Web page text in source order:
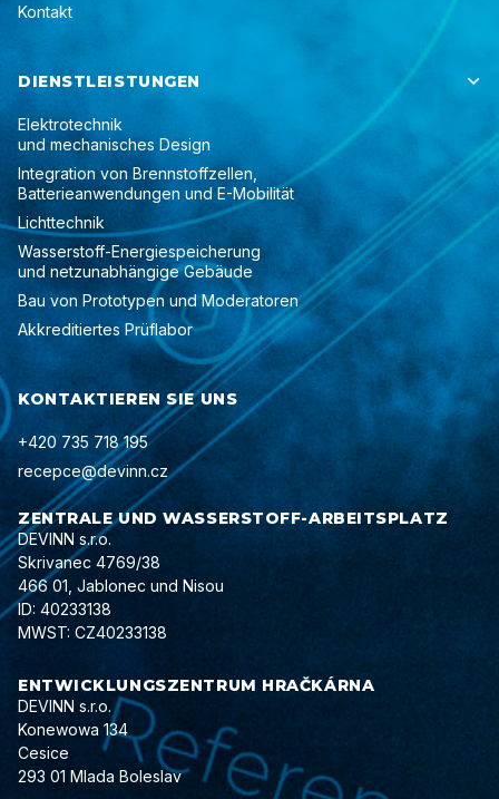
Kontakt
DIENSTLEISTUNGEN 
Elektrotechnik
und mechanisches Design
Integration von Brennstoffzellen,
Batterieanwendungen und E-Mobilität
Lichttechnik
Wasserstoff-Energiespeicherung
und netzunabhängige Gebäude
Bau von Prototypen und Moderatoren
Akkreditiertes Prüflabor
KONTAKTIEREN SIE UNS
+420 735 718 195
recepce@devinn.cz
ZENTRALE UND WASSERSTOFF-ARBEITSPLATZ
DEVINN s.r.o.
Skrivanec 4769/38
466 01, Jablonec und Nisou
ID: 40233138
MWST: CZ40233138
ENTWICKLUNGSZENTRUM HRAČKÁRNA
DEVINN s.r.o.
Konewowa 134
Cesice
293 01 Mlada Boleslav